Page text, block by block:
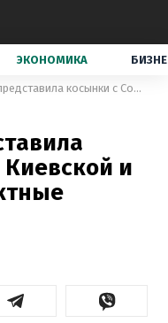
ЭКОНОМИКА
Тина Кароль представила косынки с Софией Киевской и журавлями: эффектные фотографии
и